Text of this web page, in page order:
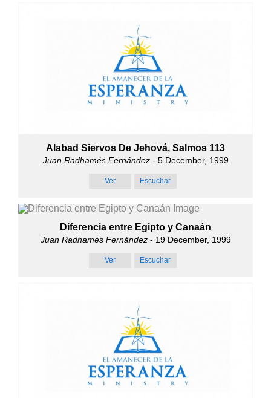
Alabad Siervos De Jehová, Salmos 113
Juan Radhamés Fernández- 5 December, 1999
Ver Escuchar
Diferencia entre Egipto y Canaán
Juan Radhamés Fernández- 19 December, 1999
Ver Escuchar